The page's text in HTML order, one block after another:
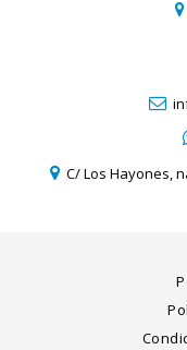
C/ Los Hayones,